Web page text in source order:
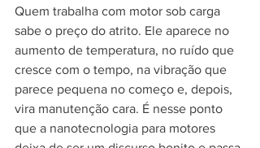
Quem trabalha com motor sob carga
sabe o preço do atrito. Ele aparece no
aumento de temperatura, no ruído que
cresce com o tempo, na vibração que
parece pequena no começo e, depois,
vira manutenção cara. É nesse ponto
que a nanotecnologia para motores